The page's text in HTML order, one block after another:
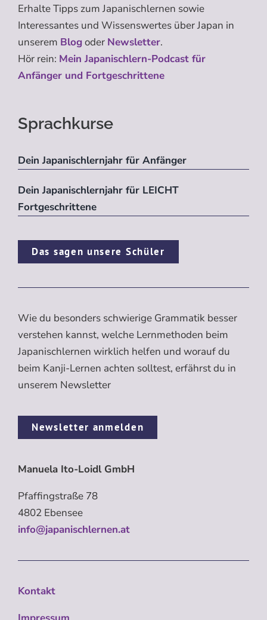
Erhalte Tipps zum Japanischlernen sowie
Interessantes und Wissenswertes über Japan in
unserem Blogoder Newsletter.
Hör rein: Mein Japanischlern-Podcast für
Anfänger und Fortgeschrittene
Sprachkurse
Dein Japanischlernjahr für Anfänger
Dein Japanischlernjahr für LEICHT
Fortgeschrittene
Das sagen unsere Schüler
Wie du besonders schwierige Grammatik besser
verstehen kannst, welche Lernmethoden beim
Japanischlernen wirklich helfen und worauf du
beim Kanji-Lernen achten solltest, erfährst du in
unserem Newsletter
Newsletter anmelden
Manuela Ito-Loidl GmbH
Pfaffingstraße 78
4802 Ebensee
info@japanischlernen.at
Kontakt